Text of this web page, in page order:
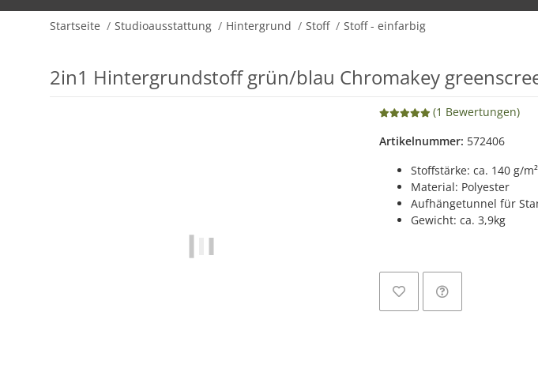
Startseite Studioausstattung Hintergrund Stoff Stoff - einfarbig
2in1 Hintergrundstoff grün/blau Chromakey
(1 Bewertungen)
Artikelnummer: 572406
Stoffstärke: ca. 140 g/m²
Material: Polyester
Aufhängetunnel für
Gewicht: ca. 3,9kg